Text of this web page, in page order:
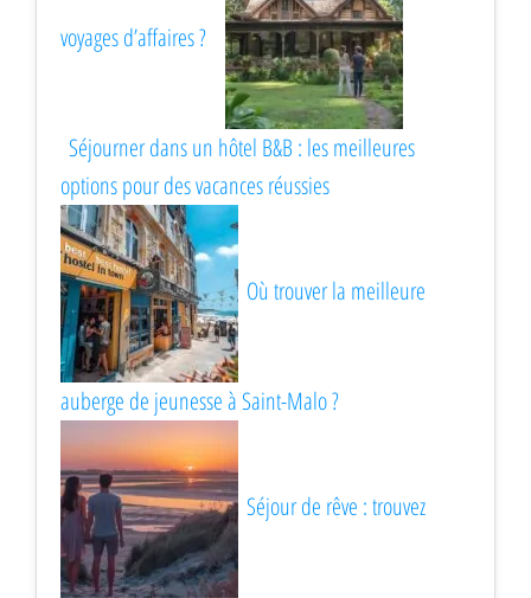
voyages d’affaires ?
Séjourner dans un hôtel B&B : les meilleures
options pour des vacances réussies
Où trouver la meilleure
auberge de jeunesse à Saint-Malo ?
Séjour de rêve : trouvez